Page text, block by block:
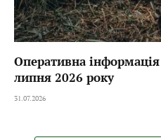
Оперативна
липня 2026 року
31.07.2026